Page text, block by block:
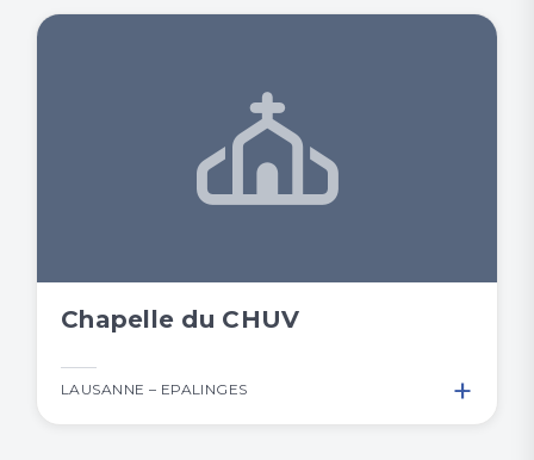
Chapelle du CHUV
LAUSANNE – EPALINGES +